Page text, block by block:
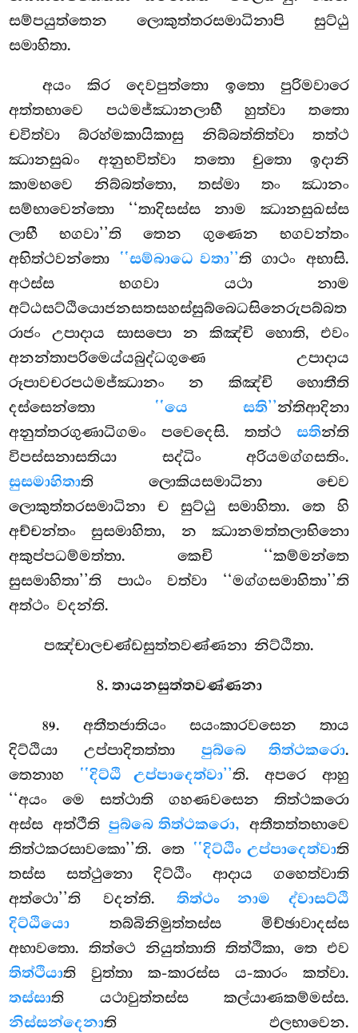
සම්පයුත්තෙන ලොකුත්තරසමාධිනාපි සුට්ඨු
සමාහිතා.
අයං කිර දෙවපුත්තො ඉතො පුරිමවාරෙ
අත්තභාවෙ පඨමජ්ඣානලාභී හුත්වා තතො
චවිත්වා බ්රහ්මකායිකාසු නිබ්බත්තිත්වා තත්ථ
ඣානසුඛං අනුභවිත්වා තතො චුතො ඉදානි
කාමභවෙ නිබ්බත්තො, තස්මා තං ඣානං
සම්භාවෙන්තො ‘‘තාදිසස්ස නාම ඣානසුඛස්ස
ලාභී භගවා’’ති තෙන ගුණෙන භගවන්තං
අභිත්ථවන්තො ‘‘සම්බාධෙ වතා’’ති ගාථං අභාසි.
අථස්ස භගවා යථා නාම
අට්ඨසට්ඨියොජනසතසහස්සුබ්බෙධසිනෙරුපබ්බත
රාජං උපාදාය සාසපො න කිඤ්චි හොති, එවං
අනන්තාපරිමෙය්යබුද්ධගුණෙ උපාදාය
රූපාවචරපඨමජ්ඣානං න කිඤ්චි හොතීති
දස්සෙන්තො ‘‘යෙ සති’’න්තිආදිනා
අනුත්තරගුණාධිගමං පවෙදෙසි. තත්ථ සතින්ති
විපස්සනාසතියා සද්ධිං අරියමග්ගසතිං.
සුසමාහිතාති ලොකියසමාධිනා චෙව
ලොකුත්තරසමාධිනා ච සුට්ඨු සමාහිතා. තෙ හි
අච්චන්තං සුසමාහිතා, න ඣානමත්තලාභිනො
අකුප්පධම්මත්තා. කෙචි ‘‘කම්මන්තෙ
සුසමාහිතා’’ති පාඨං වත්වා ‘‘මග්ගසමාහිතා’’ති
අත්ථං වදන්ති.
පඤ්චාලචණ්ඩසුත්තවණ්ණනා නිට්ඨිතා.
8. තායනසුත්තවණ්ණනා
89. අතීතජාතියං සයංකාරවසෙන තාය
දිට්ඨියා උප්පාදිතත්තා පුබ්බෙ තිත්ථකරො.
තෙනාහ ‘‘දිට්ඨි උප්පාදෙත්වා’’ති. අපරෙ ආහු
‘‘අයං මෙ සත්ථාති ගහණවසෙන තිත්ථකරො
අස්ස අත්ථීති පුබ්බෙ තිත්ථකරො, අතීතත්තභාවෙ
තිත්ථකරසාවකො’’ති. තෙ ‘‘දිට්ඨිං උප්පාදෙත්වාති
තස්ස සත්ථුනො දිට්ඨිං ආදාය ගහෙත්වාති
අත්ථො’’ති වදන්ති. තිත්ථං නාම ද්වාසට්ඨි
දිට්ඨියො තබ්බිනිමුත්තස්ස මිච්ඡාවාදස්ස
අභාවතො. තිත්ථෙ නියුත්තාති තිත්ථිකා, තෙ එව
තිත්ථියාති වුත්තා ක-කාරස්ස ය-කාරං කත්වා.
තස්සාති යථාවුත්තස්ස කල්යාණකම්මස්ස.
නිස්සන්දෙනාති ඵලභාවෙන.